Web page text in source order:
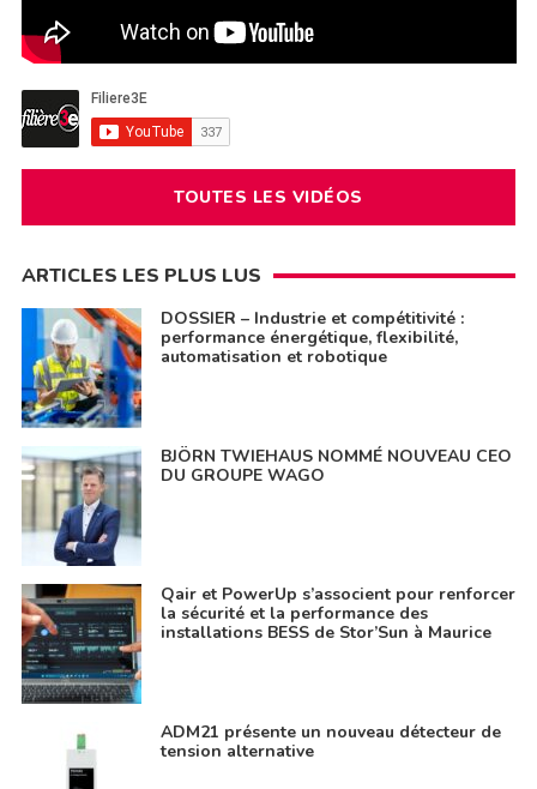
TOUTES LES VIDÉOS
ARTICLES LES PLUS LUS
DOSSIER – Industrie et compétitivité :
performance énergétique, flexibilité,
automatisation et robotique
BJÖRN TWIEHAUS NOMMÉ NOUVEAU CEO
DU GROUPE WAGO
Qair et PowerUp s’associent pour renforcer
la sécurité et la performance des
installations BESS de Stor’Sun à Maurice
ADM21 présente un nouveau détecteur de
tension alternative